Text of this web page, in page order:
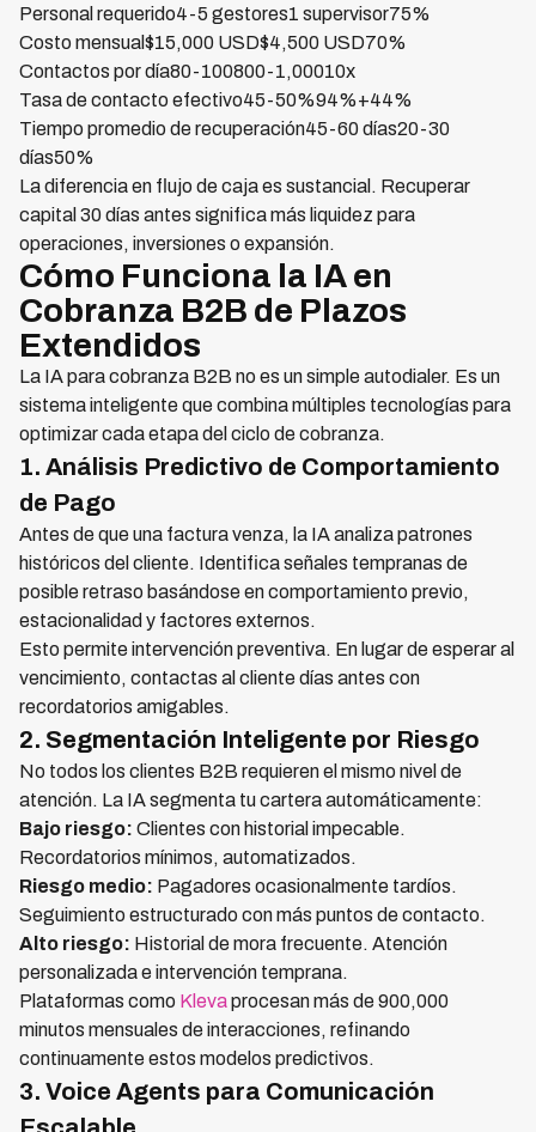
Personal requerido4-5 gestores1 supervisor75%
Costo mensual$15,000 USD$4,500 USD70%
Contactos por día80-100800-1,00010x
Tasa de contacto efectivo45-50%94%+44%
Tiempo promedio de recuperación45-60 días20-30
días50%
La diferencia en flujo de caja es sustancial. Recuperar
capital 30 días antes significa más liquidez para
operaciones, inversiones o expansión.
Cómo Funciona la IA en
Cobranza B2B de Plazos
Extendidos
La IA para cobranza B2B no es un simple autodialer. Es un
sistema inteligente que combina múltiples tecnologías para
optimizar cada etapa del ciclo de cobranza.
1. Análisis Predictivo de Comportamiento
de Pago
Antes de que una factura venza, la IA analiza patrones
históricos del cliente. Identifica señales tempranas de
posible retraso basándose en comportamiento previo,
estacionalidad y factores externos.
Esto permite intervención preventiva. En lugar de esperar al
vencimiento, contactas al cliente días antes con
recordatorios amigables.
2. Segmentación Inteligente por Riesgo
No todos los clientes B2B requieren el mismo nivel de
atención. La IA segmenta tu cartera automáticamente:
Bajo riesgo: Clientes con historial impecable.
Recordatorios mínimos, automatizados.
Riesgo medio: Pagadores ocasionalmente tardíos.
Seguimiento estructurado con más puntos de contacto.
Alto riesgo: Historial de mora frecuente. Atención
personalizada e intervención temprana.
Plataformas como Klevaprocesan más de 900,000
minutos mensuales de interacciones, refinando
continuamente estos modelos predictivos.
3. Voice Agents para Comunicación